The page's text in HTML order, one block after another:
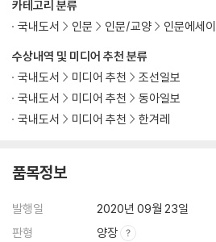
수상내역 및 미디어 추천 분류
국내도서
미디어 추천
조선일보
국내도서
미디어 추천
동아일보
국내도서
미디어 추천 한겨레
카테고리 분류
국내도서
인문 인문/교양 인문에세이
품목정보
발행일
2020년 09월 23일
판형
양장